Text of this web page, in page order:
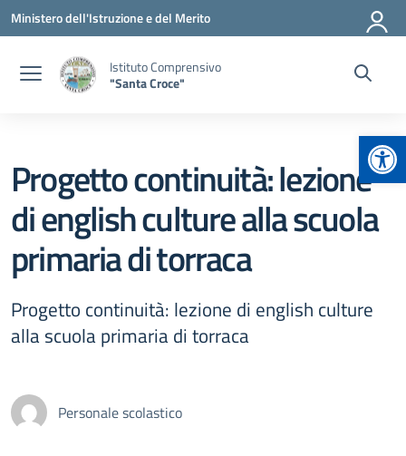
Vai ai contenuti
Vai al menu di navigazione
Vai al footer
Ministero dell'Istruzione e del Merito
Istituto Comprensivo
"Santa Croce"
Progetto continuità: lezione
di english culture alla scuola
primaria di torraca
Progetto continuità: lezione di english culture
alla scuola primaria di torraca
Personale scolastico